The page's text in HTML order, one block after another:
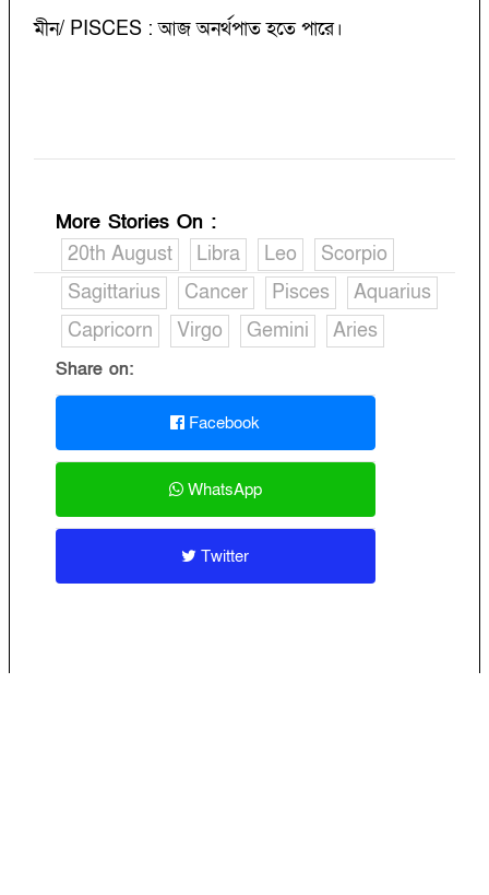
মীন/ PISCES : আজ অনর্থপাত হতে পারে।
More Stories On :
20th August
Libra Leo
Scorpio
Sagittarius
Cancer Pisces
Aquarius
Capricorn
Virgo Gemini Aries
Share on:
Facebook
WhatsApp
Twitter